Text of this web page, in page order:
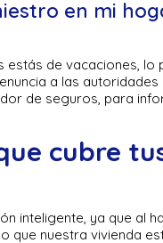
en mi
estás de vacaciones, lo
a las
de seguros, para
cubre
inteligente, ya que al
que nuestra vivienda